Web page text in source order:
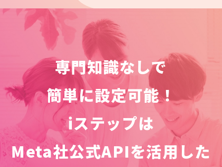
専門知識なしで
簡単に設定可能！
iステップは
Meta社公式APIを活用した